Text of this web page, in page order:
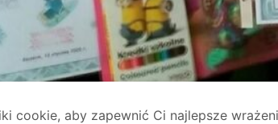
cookie, aby zapewnić Ci najlepsze